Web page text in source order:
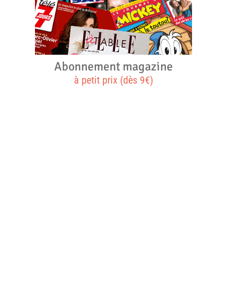
Abonnement magazine
à petit prix (dès 9€)